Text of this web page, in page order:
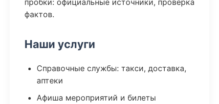
пробки: официальные источники, проверка
фактов.
Наши услуги
Справочные службы: такси, доставка,
аптеки
Афиша мероприятий и билеты